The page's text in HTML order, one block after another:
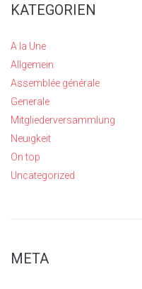
KATEGORIEN
A la Une
Allgemein
Assemblée générale
Generale
Mitgliederversammlung
Neuigkeit
On top
Uncategorized
META